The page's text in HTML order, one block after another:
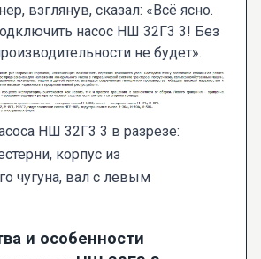
взглянув, сказал: «Всё ясно.
насос НШ 32Г3 3! Без
не будет».
НШ 32Г3 3 в разрезе:
корпус из
чугуна, вал с левым
и особенности